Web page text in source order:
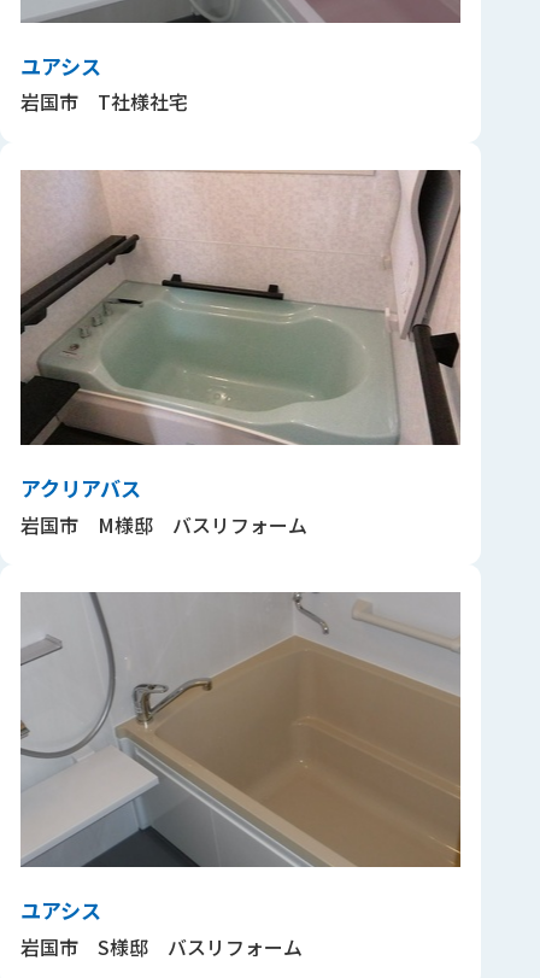
ユアシス
岩国市 T社様社宅
アクリアバス
岩国市 M様邸 バスリフォーム
ユアシス
岩国市 S様邸 バスリフォーム